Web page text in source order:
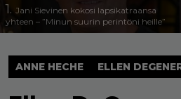
1. Jani Sievinen kokosi lapsikatraansa
yhteen – ”Minun suurin perintöni heille”
ANNE HECHE ELLEN